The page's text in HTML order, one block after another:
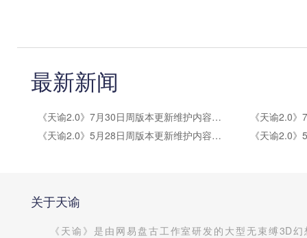
最新新闻
《天谕2.0》7月30日周版本更新维护内容公告
《天谕2.0》5月28日周版本更新维护内容公告
关于天谕
《天谕》是由网易盘古工作室研发的大型无束缚3D幻